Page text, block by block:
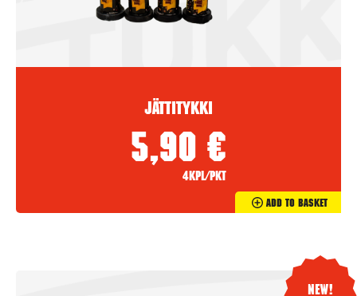
Jättitykki
5,90 €
4kpl/pkt
Add To Basket
New!